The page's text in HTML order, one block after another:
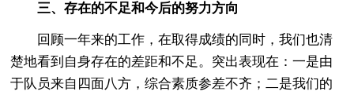
三、存在的不足和今后的努力方向
回顾一年来的工作，在取得成绩的同时，我们也清
楚地看到自身存在的差距和不足。突出表现在：一是由
于队员来自四面八方，综合素质参差不齐；二是我们的